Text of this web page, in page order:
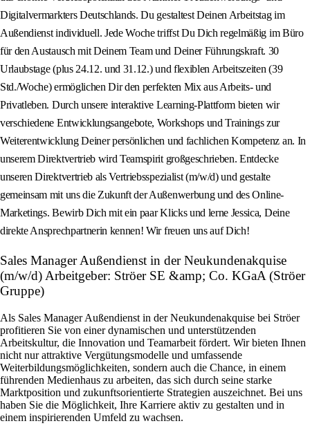
Digitalvermarkters Deutschlands. Du gestaltest Deinen Arbeitstag im
Außendienst individuell. Jede Woche triffst Du Dich regelmäßig im Büro
für den Austausch mit Deinem Team und Deiner Führungskraft. 30
Urlaubstage (plus 24.12. und 31.12.) und flexiblen Arbeitszeiten (39
Std./Woche) ermöglichen Dir den perfekten Mix aus Arbeits- und
Privatleben. Durch unsere interaktive Learning-Plattform bieten wir
verschiedene Entwicklungsangebote, Workshops und Trainings zur
Weiterentwicklung Deiner persönlichen und fachlichen Kompetenz an. In
unserem Direktvertrieb wird Teamspirit großgeschrieben. Entdecke
unseren Direktvertrieb als Vertriebsspezialist (m/w/d) und gestalte
gemeinsam mit uns die Zukunft der Außenwerbung und des Online-
Marketings. Bewirb Dich mit ein paar Klicks und lerne Jessica, Deine
direkte Ansprechpartnerin kennen! Wir freuen uns auf Dich!
Sales Manager Außendienst in der Neukundenakquise
(m/w/d) Arbeitgeber: Ströer SE &amp; Co. KGaA (Ströer
Gruppe)
Als Sales Manager Außendienst in der Neukundenakquise bei Ströer
profitieren Sie von einer dynamischen und unterstützenden
Arbeitskultur, die Innovation und Teamarbeit fördert. Wir bieten Ihnen
nicht nur attraktive Vergütungsmodelle und umfassende
Weiterbildungsmöglichkeiten, sondern auch die Chance, in einem
führenden Medienhaus zu arbeiten, das sich durch seine starke
Marktposition und zukunftsorientierte Strategien auszeichnet. Bei uns
haben Sie die Möglichkeit, Ihre Karriere aktiv zu gestalten und in
einem inspirierenden Umfeld zu wachsen.